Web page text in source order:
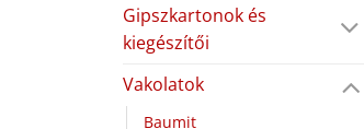
Gipszkartonok és
kiegészítői
Vakolatok
Baumit